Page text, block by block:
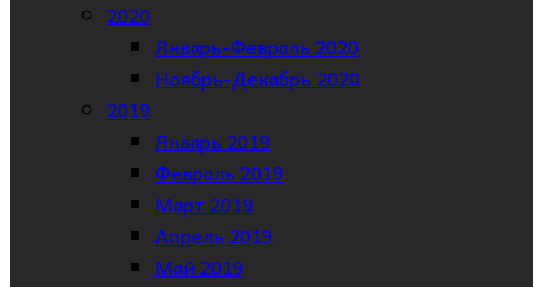
2020
Январь-Февраль 2020
Ноябрь-Декабрь 2020
2019
Январь 2019
Февраль 2019
Март 2019
Апрель 2019
Май 2019